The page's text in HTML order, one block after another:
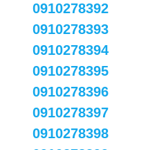
0910278392
0910278393
0910278394
0910278395
0910278396
0910278397
0910278398